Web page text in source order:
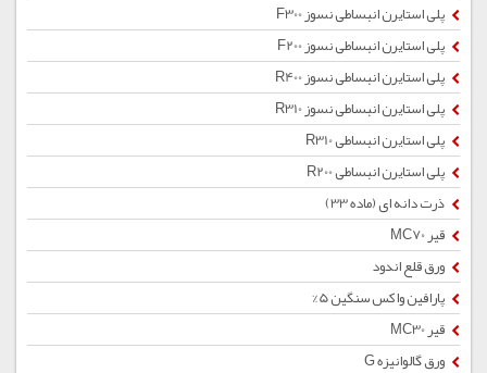
پلی استایرن انبساطی نسوز F300
پلی استایرن انبساطی نسوز F200
پلی استایرن انبساطی نسوز R400
پلی استایرن انبساطی نسوز R310
پلی استایرن انبساطی R310
پلی استایرن انبساطی R200
ذرت دانه ای (ماده 33)
قیر MC70
ورق قلع اندود
پارافین واکس سنگین 5%
قیر MC30
ورق گالوانیزه G